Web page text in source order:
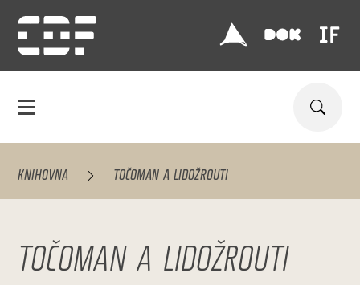
KNIHOVNA TOČOMAN A LIDOŽROUTI
TOČOMAN A LIDOŽROUTI